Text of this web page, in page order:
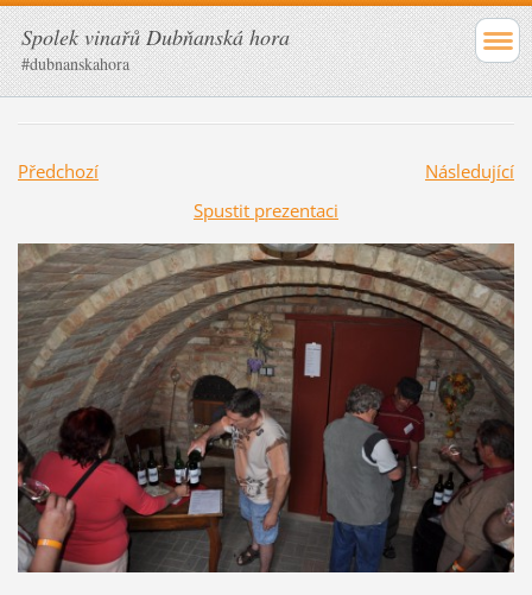
Spolek vinařů Dubňanská hora
#dubnanskahora
Předchozí
Následující
Spustit prezentaci